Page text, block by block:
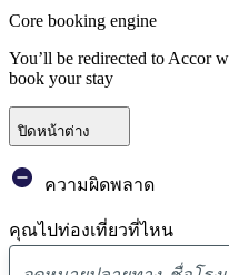
Core booking engine
You’ll be redirected to Accor
book your stay
ปิดหน้าต่าง
ความผิดพลาด
คุณไปท่องเที่ยวที่ไหน